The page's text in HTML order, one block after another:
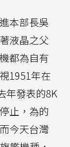
本部長吳
液晶之父
都為自有
1951年在
年發表的8K
止，為的
今天台灣